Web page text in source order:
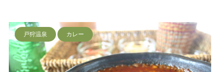
戸狩温泉 カレー